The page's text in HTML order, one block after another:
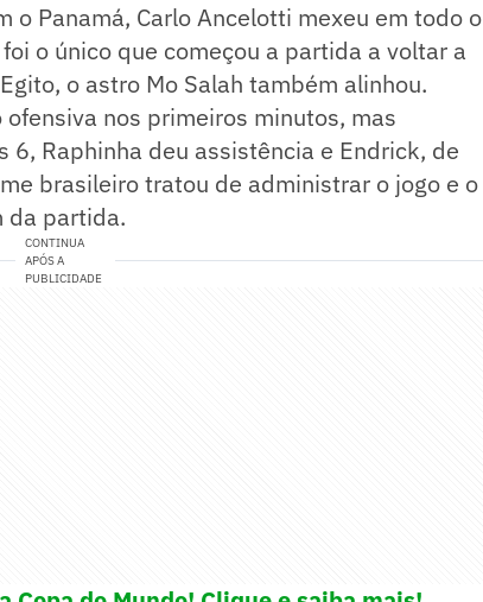
o Panamá, Carlo Ancelotti mexeu em todo o
o único que começou a partida a voltar a
o astro Mo Salah também alinhou.
nos primeiros minutos, mas
6, Raphinha deu assistência e Endrick, de
brasileiro tratou de administrar o jogo e o
da partida.
CONTINUA
APÓS A
PUBLICIDADE